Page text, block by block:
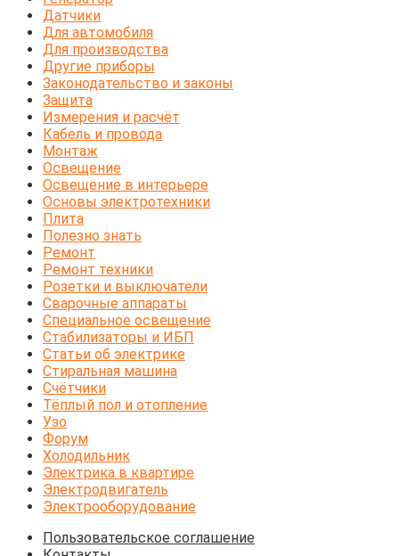
Датчики
Для автомобиля
Для производства
Другие приборы
Законодательство и законы
Защита
Измерения и расчёт
Кабель и провода
Монтаж
Освещение
Освещение в интерьере
Основы электротехники
Плита
Полезно знать
Ремонт
Ремонт техники
Розетки и выключатели
Сварочные аппараты
Специальное освещение
Стабилизаторы и ИБП
Статьи об электрике
Стиральная машина
Счётчики
Тёплый пол и отопление
Узо
Форум
Холодильник
Электрика в квартире
Электродвигатель
Электрооборудование
Пользовательское соглашение